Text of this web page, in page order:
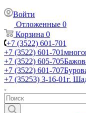
Войти
Отложенные 0
Корзина 0
+7 (3522) 601-701
+7 (3522) 601-701
+7 (3522) 605-705
+7 (3522) 601-707
+7 (35253) 3-16-01г.